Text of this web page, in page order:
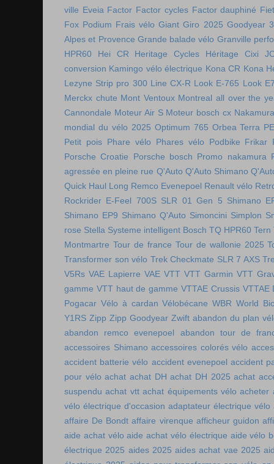
ville Eveia Factor Factor cycles Factor dauphiné
Fox Podium Frais vélo Giant Giro 2025 Goodyear
Alpes et Provence Grande balade vélo Granville
HPR60
Hei CR Heritage Cycles Héritage Cixi
conversion Kamingo vélo électrique Kona CR Kona
Lezyne Strip pro 300 Line CX-R Look E-765 Look
Merckx chute Mont Ventoux Montreal all over the
Cannondale Moteur Air S Moteur bosch cx
mondial du vélo 2025 Optimum 765 Orbea Terra
Petit pois Phare vélo Phares vélo Podbike Frikar
Porsche Croatie
Porsche bosch Promo nakamura
agressée en pleine rue Q'Auto Q'Auto Shimano
Quick Haul Long Remco Evenepoel Renault vélo
Rockrider E-Feel 700S SLR 01 Gen 5 Shimano
Shimano EP9 Shimano Q'Auto Simoncini Simplon
rose Stella Systeme intelligent Bosch TQ HPR60 Tern
Montmartre Tour de france Tour de wallonie 2025
Transformer son vélo Trek Checkmate SLR 7 AXS
V5Rs VAE Lapierre VAE VTT VTT Garmin VTT
gamme VTT haut de gamme VTTAE Crussis VTTAE
Pogacar Vélo à cardan Vélobécane WBR World
Y1RS Zipp Zipp Goodyear Zwift abandon du plan
abandon remco evenepoel
abandon tour de
accessoires Shimano accessoires colorés vélo
accident batterie vélo accident evenepoel accident
pour vélo achat achat DH achat DH 2025 achat
suspendu achat vtt achat équipements vélo acheter
vélo électrique d'occasion adaptateur électrique vélo
affaire De Bondt affaire virenque afficheur guidon
aide achat vélo aide achat vélo électrique aide vélo
électrique 2025 aides 2025 aides achat vae 2025